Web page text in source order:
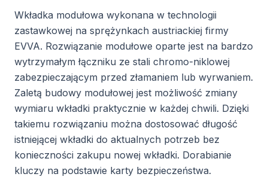
Wkładka modułowa wykonana w technologii
zastawkowej na sprężynkach austriackiej firmy
EVVA. Rozwiązanie modułowe oparte jest na bardzo
wytrzymałym łączniku ze stali chromo-niklowej
zabezpieczającym przed złamaniem lub wyrwaniem.
Zaletą budowy modułowej jest możliwość zmiany
wymiaru wkładki praktycznie w każdej chwili. Dzięki
takiemu rozwiązaniu można dostosować długość
istniejącej wkładki do aktualnych potrzeb bez
konieczności zakupu nowej wkładki. Dorabianie
kluczy na podstawie karty bezpieczeństwa.